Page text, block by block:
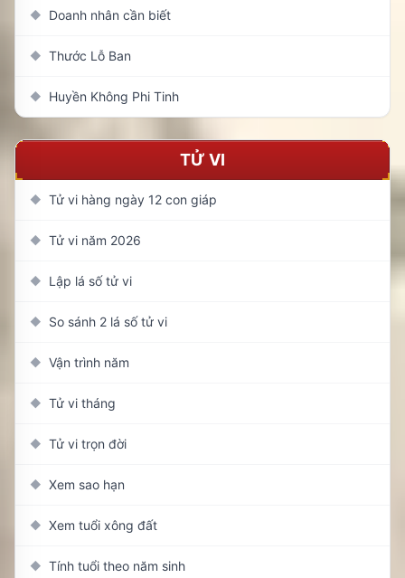
◆ Doanh nhân cần biết
◆ Thước Lỗ Ban
◆ Huyền Không Phi Tinh
TỬ VI
◆ Tử vi hàng ngày 12 con giáp
◆ Tử vi năm 2026
◆ Lập lá số tử vi
◆ So sánh 2 lá số tử vi
◆ Vận trình năm
◆ Tử vi tháng
◆ Tử vi trọn đời
◆ Xem sao hạn
◆ Xem tuổi xông đất
◆ Tính tuổi theo năm sinh